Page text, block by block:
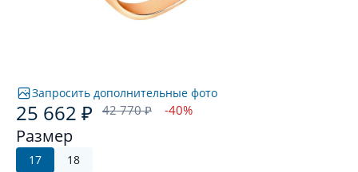
Запросить дополнительные фото
25 662 ₽ 42 770 ₽ -40%
Размер
17
18